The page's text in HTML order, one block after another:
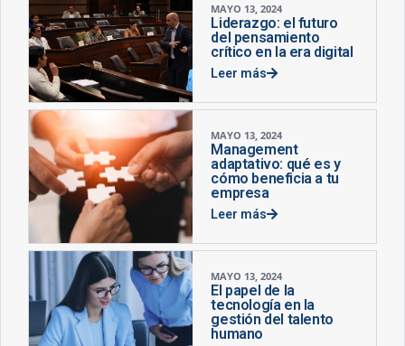
MAYO 13, 2024
Liderazgo: el futuro
del pensamiento
crítico en la era digital
Leer más
MAYO 13, 2024
Management
adaptativo: qué es y
cómo beneficia a tu
empresa
Leer más
MAYO 13, 2024
El papel de la
tecnología en la
gestión del talento
humano